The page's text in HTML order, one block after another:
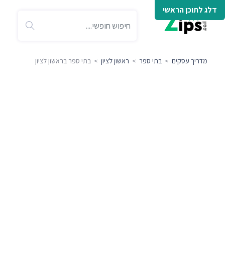
דלג לתוכן הראשי
מדריך עסקים > בתי ספר > ראשון לציון > בתי ספר בראשון לציון